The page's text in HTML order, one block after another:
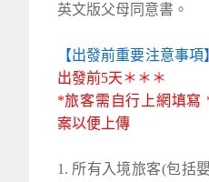
英文版父母同意書。
【出發前重要注意事項
出發前5天＊＊＊
*旅客需自行上網填寫
案以便上傳
1. 所有入境旅客(包括